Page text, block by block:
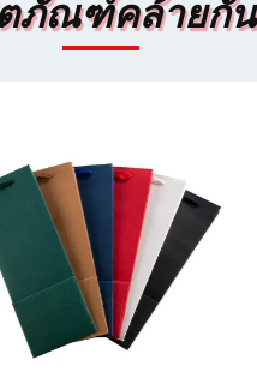
ภัณฑ์คล้ายกัน